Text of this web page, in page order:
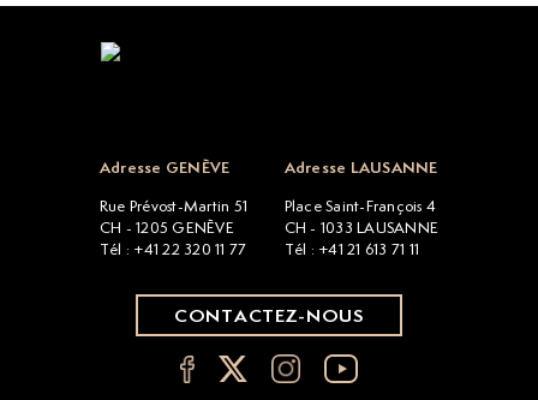
Adresse GENÈVE
Rue Prévost-Martin 51
CH - 1205 GENÈVE
Tél : +41 22 320 11 77
Adresse LAUSANNE
Place Saint-François 4
CH - 1033 LAUSANNE
Tél : +41 21 613 71 11
CONTACTEZ-NOUS